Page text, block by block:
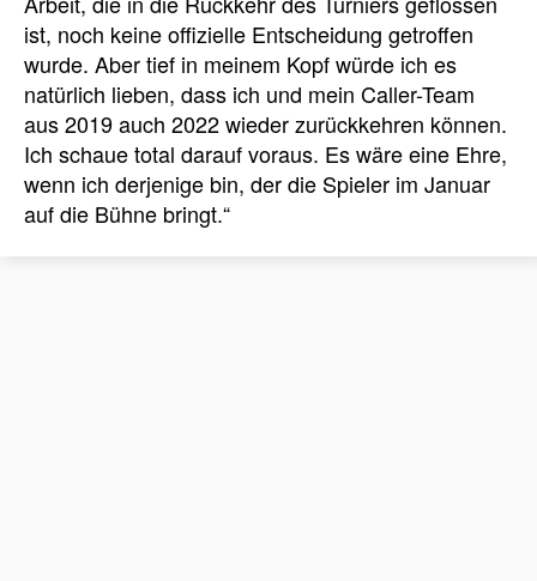
ist, noch keine offizielle Entscheidung getroffen
wurde. Aber tief in meinem Kopf würde ich es
natürlich lieben, dass ich und mein Caller-Team
aus 2019 auch 2022 wieder zurückkehren können.
Ich schaue total darauf voraus. Es wäre eine Ehre,
wenn ich derjenige bin, der die Spieler im Januar
auf die Bühne bringt.“